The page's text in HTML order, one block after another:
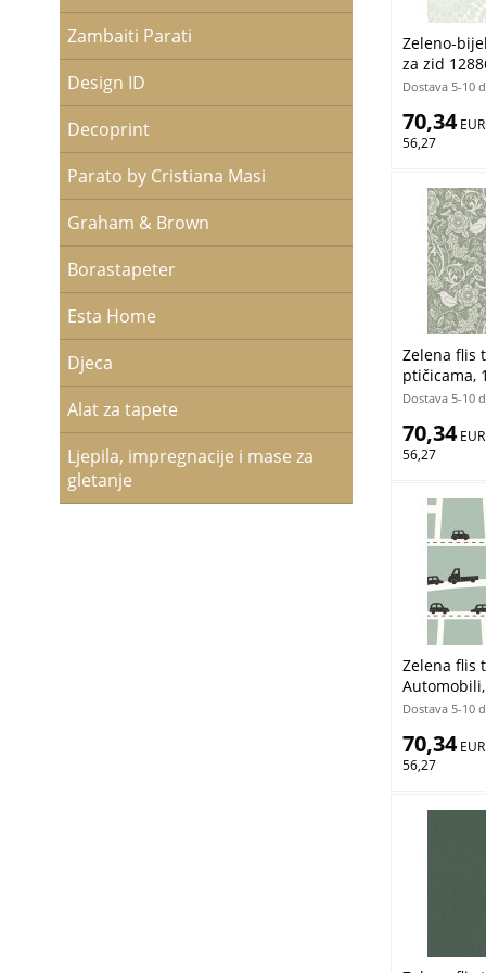
Zeleno-
za zid
Esta
Dostava 5-10
70,34 EUR
56,27
Zelena flis
ptičicama,
Flowers,
Dostava 5-10
70,34 EUR
56,27
Zelena flis
Forest
Dostava 5-10
70,34 EUR
56,27
Zambaiti Parati
Design ID
Decoprint
Parato by Cristiana Masi
Graham & Brown
Borastapeter
Esta Home
Djeca
Alat za tapete
Ljepila, impregnacije i mase za
gletanje